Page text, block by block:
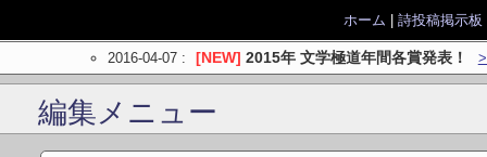
ホーム 詩投稿掲示板
2016-04-07: [NEW] 2015年 文学極道年間各賞発表！
編集メニュー